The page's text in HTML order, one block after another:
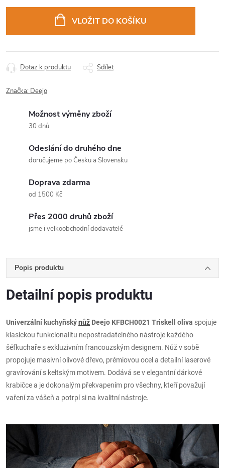
VLOŽIT DO KOŠÍKU
Dotaz k produktu Sdílet
Značka: Deejo
Možnost výměny zboží
30 dnů
Odeslání do druhého dne
doručujeme po Česku a Slovensku
Doprava zdarma
od 1500 Kč
Přes 2000 druhů zboží
jsme i velkoobchodní dodavatelé
Popis produktu
Detailní popis produktu
Univerzální kuchyňskýnůž Deejo KFBCH0021 Triskell oliva spojuje
klasickou funkcionalitu nepostradatelného nástroje každého
šéfkuchaře s exkluzivním francouzským designem. Nůž v sobě
propojuje masivní olivové dřevo, prémiovou ocel a detailní laserové
gravírování s keltským motivem. Dodává se v elegantní dárkové
krabičce a je dokonalým překvapením pro všechny, kteří považují
vaření za vášeň a potrpí si na kvalitní nástroje.